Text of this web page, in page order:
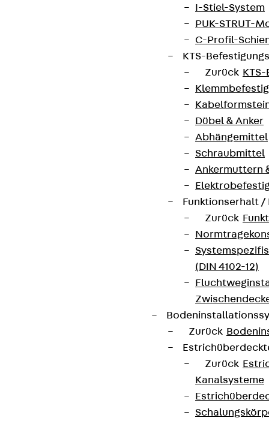
I-Stiel-System
PUK-STRUT-
C-Profil-
KTS-
Zurück
Dübel & Anker
Abhängemittel
Schraubmittel
Ankermuttern
Funktionserhalt
Zurück
(DIN 4102-12)
Zurück
Zurück
Kanalsysteme